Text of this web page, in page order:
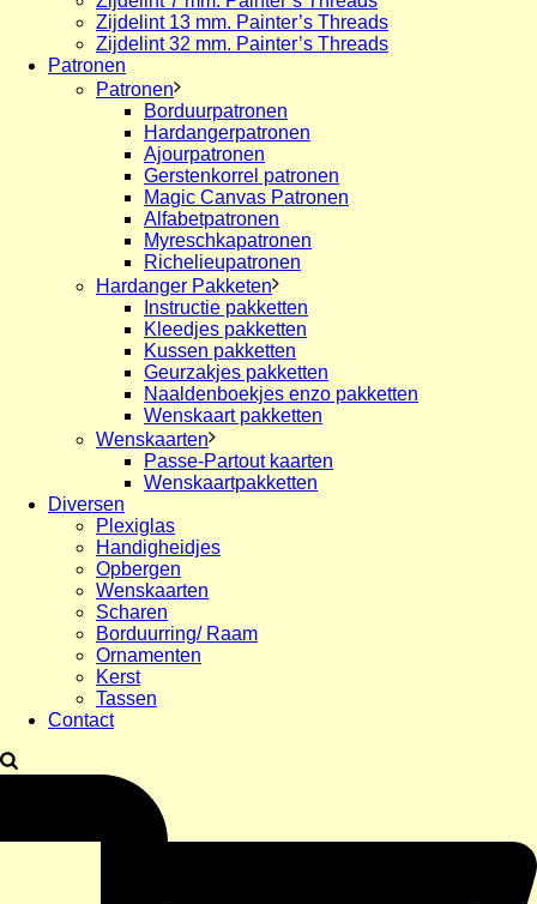
Zijdelint 13 mm. Painter’s Threads
Zijdelint 32 mm. Painter’s Threads
Patronen
Patronen
Borduurpatronen
Hardangerpatronen
Ajourpatronen
Gerstenkorrel patronen
Magic Canvas Patronen
Alfabetpatronen
Myreschkapatronen
Richelieupatronen
Hardanger Pakketen
Instructie pakketten
Kleedjes pakketten
Kussen pakketten
Geurzakjes pakketten
Naaldenboekjes enzo pakketten
Wenskaart pakketten
Wenskaarten
Passe-Partout kaarten
Wenskaartpakketten
Diversen
Plexiglas
Handigheidjes
Opbergen
Wenskaarten
Scharen
Borduurring/ Raam
Ornamenten
Kerst
Tassen
Contact